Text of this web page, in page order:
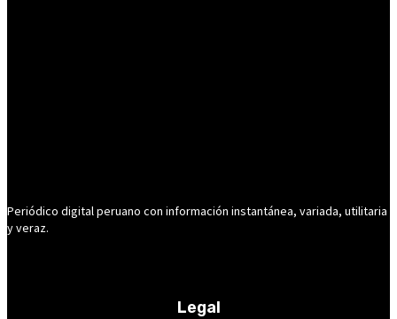
Periódico digital peruano con información instantánea, variada, utilitaria
y veraz.
Legal